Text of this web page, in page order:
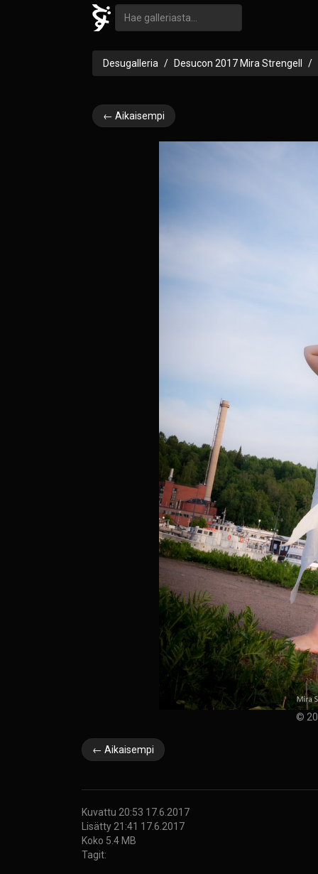
Desugalleria Desucon 2017 Mira Strengell
← Aikaisempi
©
← Aikaisempi
Kuvattu 20:53 17.6.2017
Lisätty 21:41 17.6.2017
Koko 5.4 MB
Tagit: